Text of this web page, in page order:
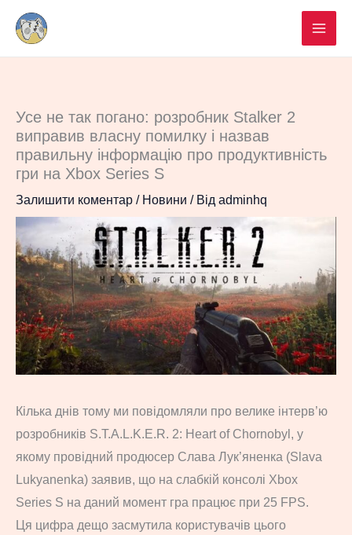
Перейти
вмісту
Усе не так погано: розробник Stalker 2
виправив власну помилку і назвав
правильну інформацію про продуктивність
гри на Xbox Series S
Залишити коментар / Новини / Від adminhq
Кілька днів тому ми повідомляли про велике інтерв’ю
розробників S.T.A.L.K.E.R. 2: Heart of Chornobyl, у
якому провідний продюсер Слава Лук’яненка (Slava
Lukyanenka) заявив, що на слабкій консолі Xbox
Series S на даний момент гра працює при 25 FPS.
Ця цифра дещо засмутила користувачів цього